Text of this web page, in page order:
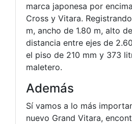
marca japonesa por
Cross y Vitara.
m, ancho de 1.80 m, alto
distancia entre ejes de
el piso de 210 mm y 373
maletero.
Además
Sí vamos a lo más
nuevo Grand Vitara,